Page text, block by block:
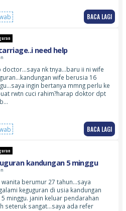
BACA LAGI
need help
doctor…saya nk tnya…baru ii ni wife
wife berusia 16
ingin bertanya mmng perlu ke
rwtn cuci rahim?harap doktor dpt
BACA LAGI
kandungan 5 minggu
wanita berumur 27 tahun…saya
keguguran di usia kandungan
5 minggu. janin keluar pendarahan
seteruk sangat…saya ada refer